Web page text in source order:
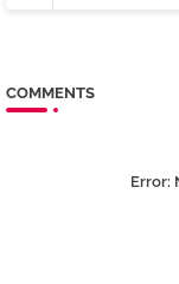
COMMENTS
Error: